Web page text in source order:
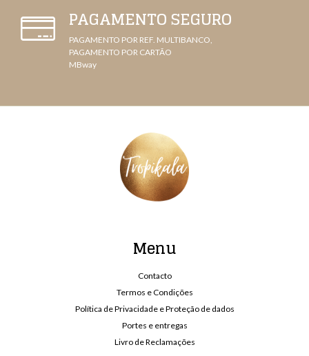
PAGAMENTO SEGURO
PAGAMENTO POR REF. MULTIBANCO,
PAGAMENTO POR CARTÃO
MBway
Menu
Contacto
Termos e Condições
Política de Privacidade e Proteção de dados
Portes e entregas
Livro de Reclamações